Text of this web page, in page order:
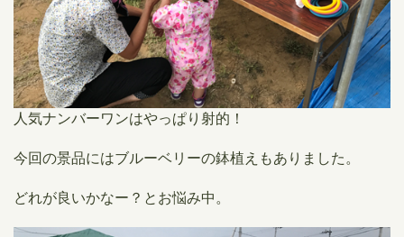
人気ナンバーワンはやっぱり射的！
今回の景品にはブルーベリーの鉢植えもありました。
どれが良いかなー？とお悩み中。